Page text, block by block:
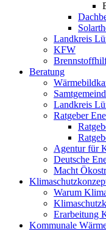
Landkreis
KFW
Beratung
Landkreis
Ratgeber
Agentur für
Deutsche
Macht
Warum
Erarbeitung
Kommunale